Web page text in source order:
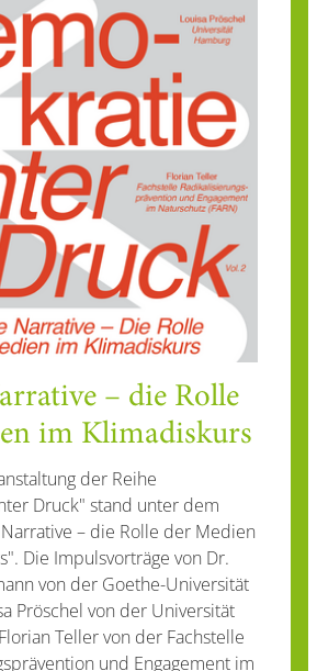
– die Rolle
im Klimadiskurs
der Reihe
Druck" stand unter dem
– die Rolle der Medien
Die Impulsvorträge von Dr.
von der Goethe-Universität
Pröschel von der Universität
Teller von der Fachstelle
und Engagement im